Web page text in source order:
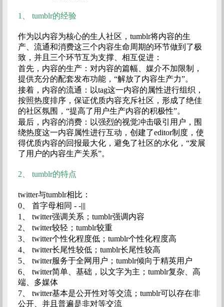
1、 tumblr的经验
作为以内容为核心的生人社区，tumblr将内容的生
产、流通和消费这三个内容生命周期的环节做到了极
致，并且三个环节互为支撑、相互促进：
首先，内容的生产：对内容的篇幅、媒介不加限制，
提供充分的配套发布功能，“解放了内容生产力”。
接着，内容的流通：以tag这一内容的属性进行组织，
按照热度排序，保证优质内容充斥社区，形成了绝佳
的社区氛围，“提高了用户生产内容的积极性”。
最后，内容的消费：以强烈的视觉冲击吸引用户，围
绕热度这一内容属性进行互动，创建了editor制度，使
得优质内容的回报最大化，避免了社区的水化，“发展
了用户的内容生产关系”。
2、 tumblr的特点
twitter与tumblr相比：
0、
首字母相同 - -|||
1、
twitter强调关系；tumblr强调内容
2、
twitter较轻；tumblr较重
3、
twitter个性化程度低；tumblr个性化程度高
4、
twitter长尾性较低；tumblr长尾性较高
5、
twitter服务于全网用户；tumblr倾向于精英用户
6、
twitter简单、基础，以文字为主；tumblr复杂、高
端、多媒体
7、
twitter基本是公开性对等交流；tumblr可以存在非
公开、并且普遍是非对等交流